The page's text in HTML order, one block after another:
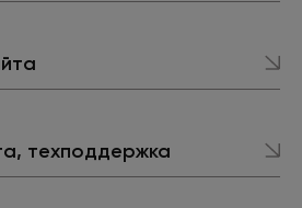
техподдержка